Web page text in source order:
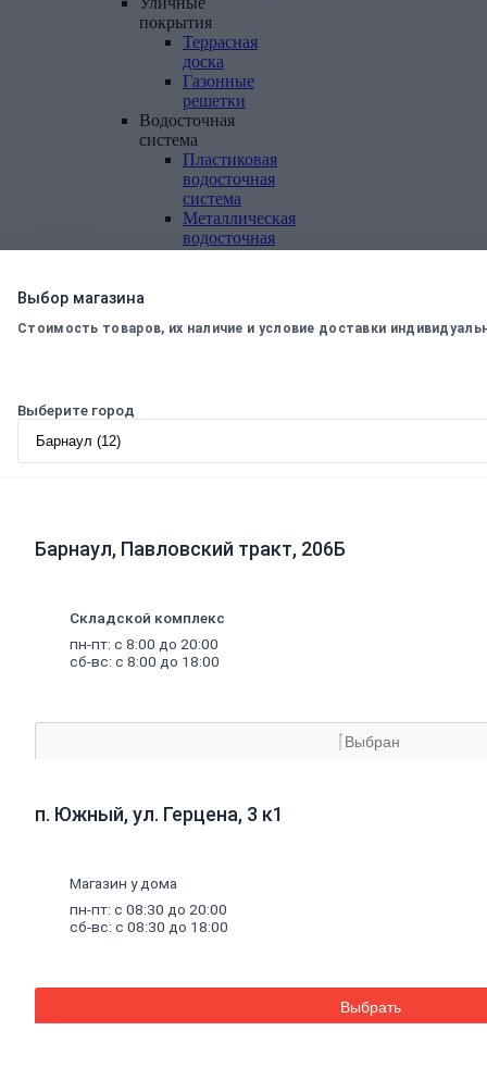
покрытия
Террасная
доска
Газонные
решетки
Водосточная
система
Пластиковая
водосточная
система
Металлическая
водосточная
плитка,
Фасадная
Теплоизоляционные
вата,
базальтовая
вата
Базальтовая
Пенополистирол
Теплоизоляция
для труб
Керамзит
PIR плита
Кирпич,
Выбор магазина
Стоимость товаров, их наличие и условие доставки
Выберите город
Барнаул, Павловский тракт, 206Б
Складской комплекс
пн-пт: с 8:00 до 20:00
сб-вс: с 8:00 до 18:00
Выбран
п. Южный, ул. Герцена, 3 к1
Магазин у дома
пн-пт: с 08:30 до 20:00
сб-вс: с 08:30 до 18:00
Выбрать